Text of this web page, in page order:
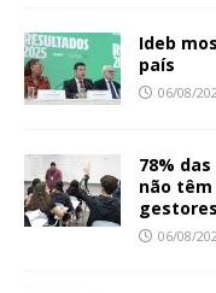
Ideb
país
06/08/
78%
não
gestores
06/08/